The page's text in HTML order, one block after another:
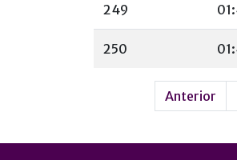
249
250
Anterior